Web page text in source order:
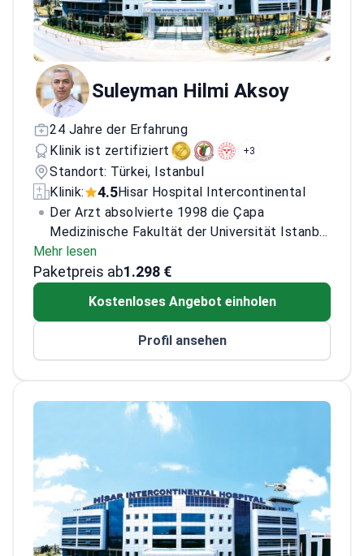
Suleyman Hilmi Aksoy
24 Jahre der Erfahrung
Klinik ist zertifiziert
+3
Standort: Türkei, Istanbul
Klinik:
4.5Hisar Hospital Intercontinental
Der Arzt absolvierte 1998 die Çapa
Medizinische Fakultät der Universität Istanbul
und schloss 2002 eine Facharztausbildung in
Radiodiagnostik und Interventioneller
Fakultät ab. Der Arzt, spezialisiert auf
sowie Interventionelle Radiologie, hat an 12
schriftliche Präsentationen beigetragen. Der
Arzt hatte Positionen im Hisar
Hospital, Istanbul Emar Center und Haseki
Training and Research Hospital inne.<\/p>
Mehr lesen
Paketpreis ab1.298 €
Kostenloses Angebot einholen
Profil ansehen